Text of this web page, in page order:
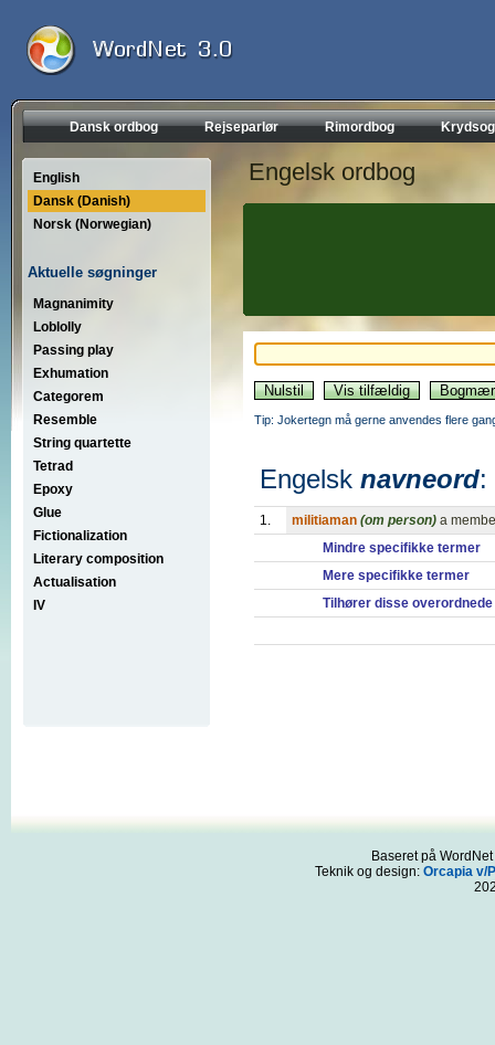
Dansk ordbog Rejseparlør Rimordbog
English
Dansk (Danish)
Norsk (Norwegian)
Aktuelle søgninger
Magnanimity
Loblolly
Passing play
Exhumation
Categorem
Resemble
String quartette
Tetrad
Epoxy
Glue
Fictionalization
Literary composition
Actualisation
IV
Engelsk ordbog
Tip: Jokertegn må gerne anvendes flere
Engelsk navneord:
1. militiaman (om person) a
Mindre specifikke termer
Mere specifikke termer
Tilhører disse
Baseret på
Teknik og design: Orcapia v/